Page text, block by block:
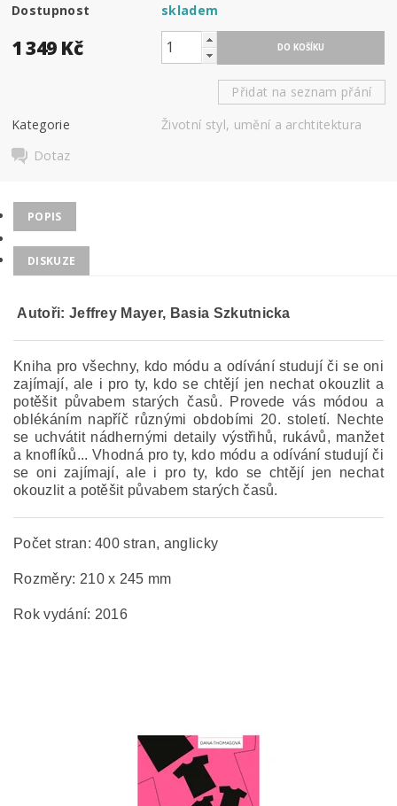
Dostupnost skladem
1 349 Kč
Přidat na seznam přání
Kategorie
Životní styl, umění a archtitektura
Dotaz
POPIS
DISKUZE
Autoři: Jeffrey Mayer, Basia Szkutnicka
Kniha pro všechny, kdo módu a odívání studují či se oni
zajímají, ale i pro ty, kdo se chtějí jen nechat okouzlit a
potěšit půvabem starých časů. Provede vás módou a
oblékáním napříč různými obdobími 20. století. Nechte
se uchvátit nádhernými detaily výstřihů, rukávů, manžet
a knoflíků... Vhodná pro ty, kdo módu a odívání studují či
se oni zajímají, ale i pro ty, kdo se chtějí jen nechat
okouzlit a potěšit půvabem starých časů.
Počet stran: 400 stran, anglicky
Rozměry: 210 x 245 mm
Rok vydání: 2016